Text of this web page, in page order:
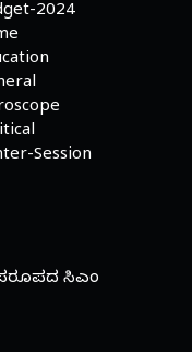
2024
Session
ಸಿಎಂ